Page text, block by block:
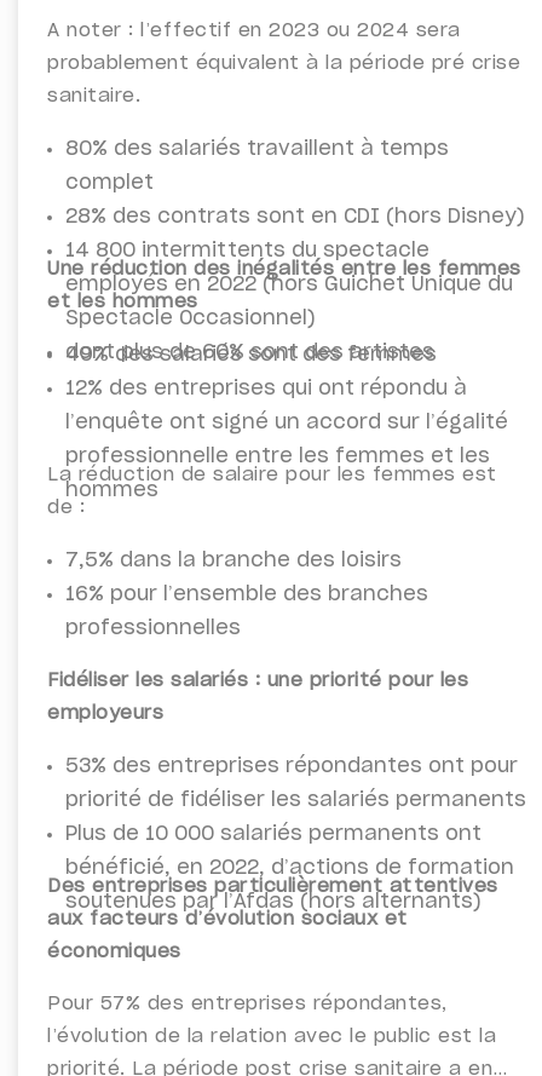
A noter : l’effectif en 2023 ou 2024 sera
probablement équivalent à la période pré crise
sanitaire.
80% des salariés travaillent à temps
complet
28% des contrats sont en CDI (hors Disney)
14 800 intermittents du spectacle
employés en 2022 (hors Guichet Unique du
Spectacle Occasionnel)
dont plus de 60% sont des artistes
Une réduction des inégalités entre les femmes
et les hommes
49% des salariés sont des femmes
12% des entreprises qui ont répondu à
l’enquête ont signé un accord sur l’égalité
professionnelle entre les femmes et les
hommes
La réduction de salaire pour les femmes est
de :
7,5% dans la branche des loisirs
16% pour l’ensemble des branches
professionnelles
Fidéliser les salariés : une priorité pour les
employeurs
53% des entreprises répondantes ont pour
priorité de fidéliser les salariés permanents
Plus de 10 000 salariés permanents ont
bénéficié, en 2022, d’actions de formation
soutenues par l’Afdas (hors alternants)
Des entreprises particulièrement attentives
aux facteurs d’évolution sociaux et
économiques
Pour 57% des entreprises répondantes,
l’évolution de la relation avec le public est la
priorité.
La période post crise sanitaire a en